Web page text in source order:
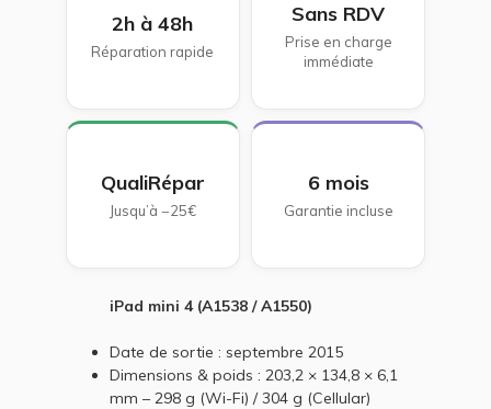
2h à 48h
Réparation rapide
Sans RDV
Prise en charge
immédiate
QualiRépar
Jusqu’à −25€
6 mois
Garantie incluse
iPad mini 4 (A1538 / A1550)
Date de sortie : septembre 2015
Dimensions & poids : 203,2 × 134,8 × 6,1
mm – 298 g (Wi-Fi) / 304 g (Cellular)